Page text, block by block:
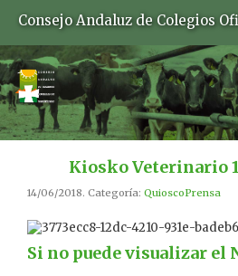
Consejo Andaluz de Colegios
Kiosko Veterinario
14/06/2018. Categoría: QuioscoPrensa
Si no puede visualizar